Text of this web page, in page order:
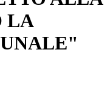
LA